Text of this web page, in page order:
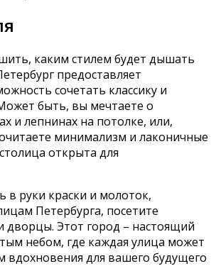
каким стилем будет дышать
предоставляет
сочетать классику и
быть, вы мечтаете о
и лепнинах на потолке, или,
минимализм и лаконичные
открыта для
в руки краски и молоток,
Петербурга, посетите
дворцы. Этот город – настоящий
небом, где каждая улица может
вдохновения для вашего будущего